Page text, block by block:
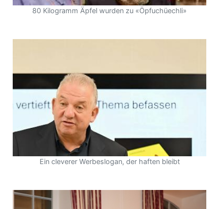
80 Kilogramm Äpfel wurden zu «Öpfuchüechli»
Ein cleverer Werbeslogan, der haften bleibt